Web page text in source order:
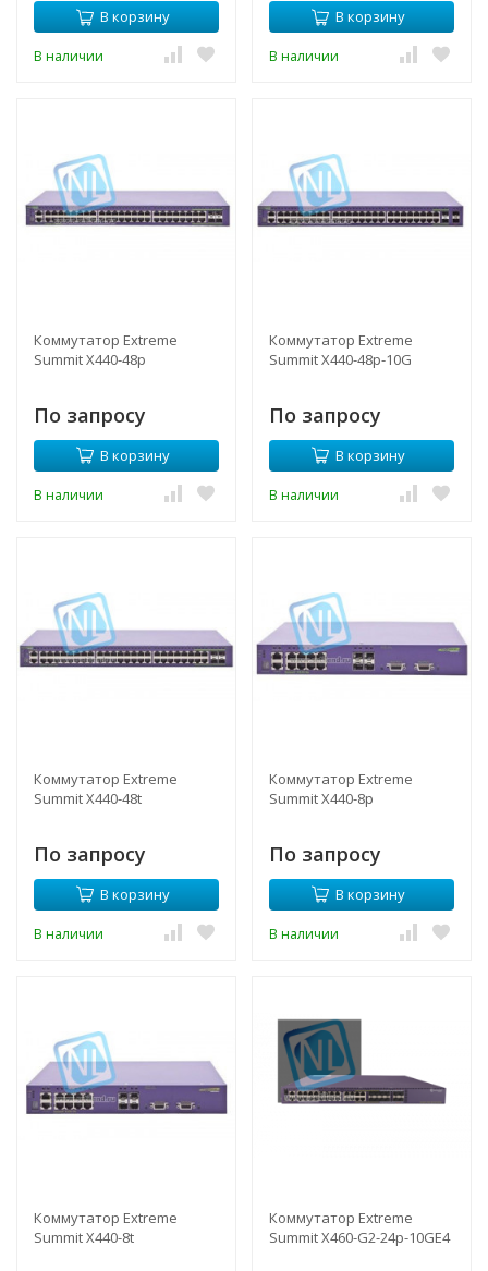
В корзину
В наличии
В корзину
В наличии
Коммутатор Extreme
Summit X440-48p
По запросу
В корзину
В наличии
Коммутатор Extreme
Summit X440-48p-10G
По запросу
В корзину
В наличии
Коммутатор Extreme
Summit X440-48t
По запросу
В корзину
В наличии
Коммутатор Extreme
Summit X440-8p
По запросу
В корзину
В наличии
Коммутатор Extreme
Summit X440-8t
Коммутатор Extreme
Summit X460-G2-24p-10GE4